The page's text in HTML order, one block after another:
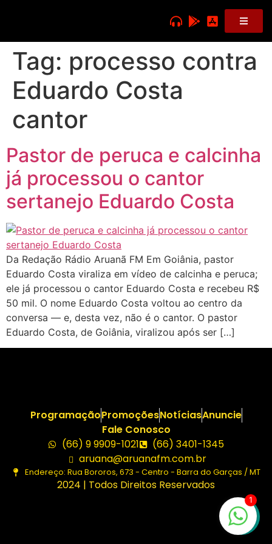
Tag: processo contra
Eduardo Costa
cantor
Pastor de peruca e calcinha
já processou o cantor
sertanejo Eduardo Costa
Da Redação Rádio Aruanã FM Em Goiânia, pastor
Eduardo Costa viraliza em vídeo de calcinha e peruca;
ele já processou o cantor Eduardo Costa e recebeu R$
50 mil. O nome Eduardo Costa voltou ao centro da
conversa — e, desta vez, não é o cantor. O pastor
Eduardo Costa, de Goiânia, viralizou após ser […]
ProgramaçãoPromoçõesNotíciasAnuncie
Fale Conosco
(66) 9 9909-1021
(66) 3401-1345
aruana@aruanafm.com.br
Endereço: Rua Bororos, 673 - Centro - Barra do Garças / MT
2024 | Todos Direitos Reservados
1